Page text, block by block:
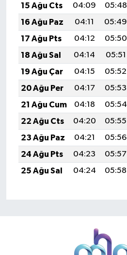
15 Ağu Cts
04:09 05:48
16 Ağu Paz
04:11 05:49
17 Ağu Pts
04:12 05:50
18 Ağu Sal
04:14 05:51
19 Ağu Çar
04:15 05:52
20 Ağu Per
04:17 05:53
21 Ağu Cum
04:18 05:54
22 Ağu Cts
04:20 05:55
23 Ağu Paz
04:21 05:56
24 Ağu Pts
04:23 05:57
25 Ağu Sal
04:24 05:58